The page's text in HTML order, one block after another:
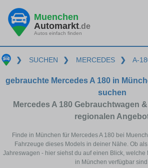
Muenchen
Automarkt.de
Autos einfach finden
❯ SUCHEN ❯ MERCEDES ❯ A-
gebrauchte Mercedes A 180 in
suchen
Mercedes A 180 Gebrauchtwagen
regionalen
Finde in München für Mercedes A 180 bei
Fahrzeuge dieses Models in deiner Nähe. Ob
Jahreswagen - hier siehst du auf einen Blick, welche
in München verfügbar sind.